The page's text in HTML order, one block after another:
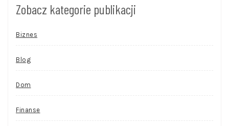
Zobacz kategorie publikacji
Biznes
Blog
Dom
Finanse